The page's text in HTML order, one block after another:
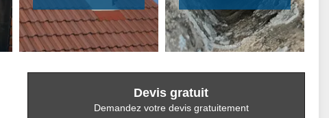
Devis gratuit
Demandez votre devis gratuitement